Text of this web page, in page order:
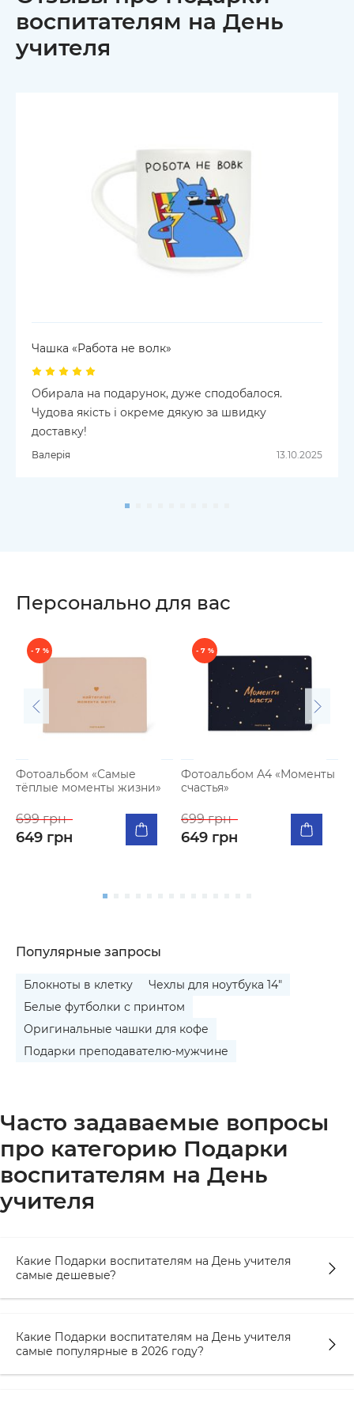
воспитателям на День
учителя
Чашка «Работа не волк»
Обирала на подарунок, дуже сподобалося.
Чудова якість і окреме дякую за швидку
доставку!
Валерія 13.10.2025
Персонально для вас
- 7 %
Фотоальбом «Самые
тёплые моменты жизни»
699 грн
649 грн
- 7 %
Фотоальбом А4 «Моменты
счастья»
699 грн
649 грн
Популярные запросы
Блокноты в клетку
Чехлы для ноутбука 14"
Белые футболки с принтом
Оригинальные чашки для кофе
Подарки преподавателю-мужчине
Часто задаваемые вопросы
про категорию Подарки
воспитателям на День
учителя
Какие Подарки воспитателям на День учителя
самые дешевые?
Какие Подарки воспитателям на День учителя
самые популярные в 2026 году?